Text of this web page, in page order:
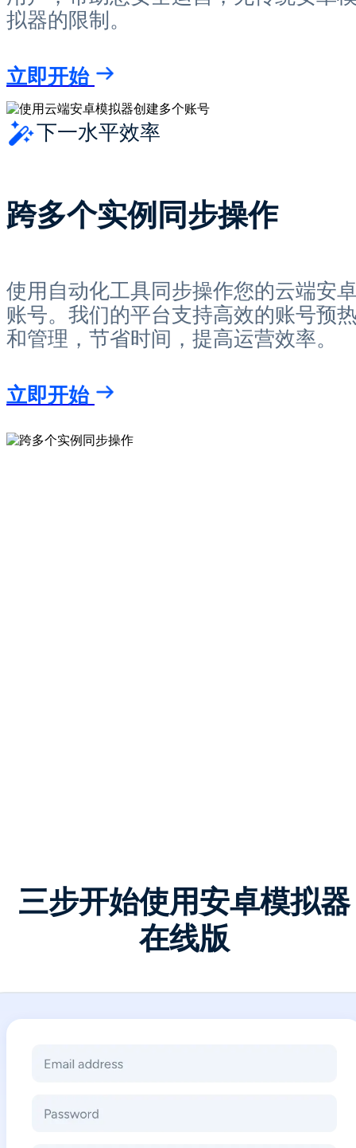
拟器的限制。
立即开始
下一水平效率
跨多个实例同步操作
使用自动化工具同步操作您的云端安
账号。我们的平台支持高效的账号预
和管理，节省时间，提高运营效率。
立即开始
三步开始使用安卓模拟器
在线版